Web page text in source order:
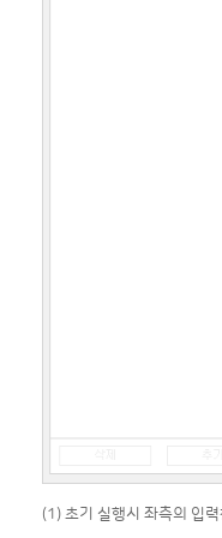
(1) 초기 실행시 좌측의 입